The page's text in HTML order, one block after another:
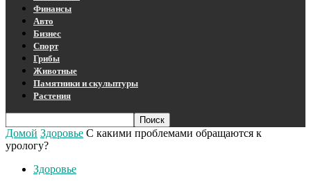
Финансы
Авто
Бизнес
Спорт
Грибы
Животные
Памятники и скульптуры
Растения
Домой Здоровье С какими проблемами обращаются к
урологу?
Здоровье